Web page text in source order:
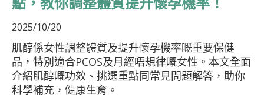
2025/10/20
肌醇係女性調整體質及提升懷孕機率嘅重要保健
品，特別適合PCOS及月經唔規律嘅女性。本文全面
介紹肌醇嘅功效、挑選重點同常見問題解答，助你
科學補充，健康生育。